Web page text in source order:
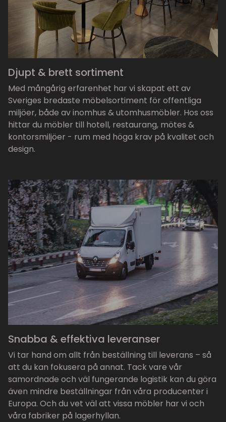
Djupt & brett sortiment
Med mångårig erfarenhet har vi skapat ett av
Sveriges bredaste möbelsortiment för offentliga
miljöer, både av inomhus & utomhusmöbler. Hos oss
hittar du möbler till hotell, restaurang, mötes &
kontorsmiljöer - rum med höga krav på kvalitet och
design.
Snabba & effektiva leveranser
Vi tar hand om allt från beställning till leverans – så
att du kan fokusera på annat. Tack vare vår
samordnade och väl fungerande logistik kan du göra
även mindre beställningar från våra producenter i
Europa. Och du vet väl att vissa möbler har vi och
våra fabriker på lagerhyllan.